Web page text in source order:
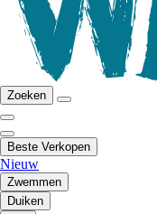
Zoeken
Beste Verkopen
Nieuw
Zwemmen
Duiken